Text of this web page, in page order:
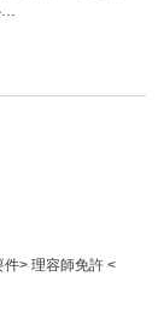
件> 理容師免許 <